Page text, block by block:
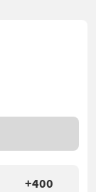
+400